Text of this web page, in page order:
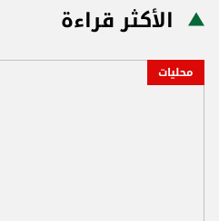
الأكثر قراءة
محليات